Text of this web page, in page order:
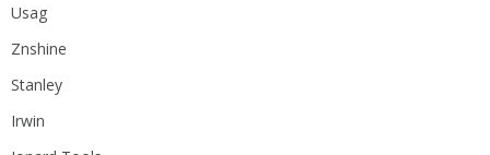
Usag
Znshine
Stanley
Irwin